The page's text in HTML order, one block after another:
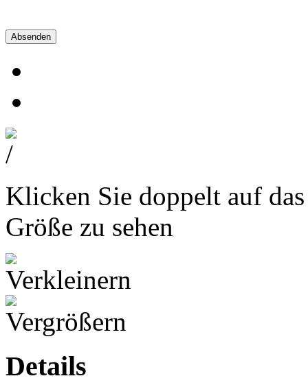
Absenden
Klicken Sie doppelt auf
Größe zu sehen
Details